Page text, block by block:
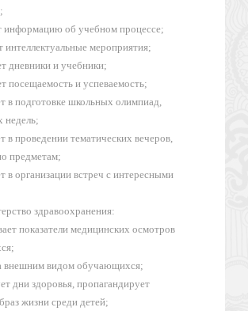
об учебном процессе;
мероприятия;
дневники и учебники;
посещаемость и успеваемость;
в подготовке школьных олимпиад,
недель;
в проведении тематических вечеров,
предметам;
в организации встреч с интересными
здравоохранения:
показатели медицинских осмотров
внешним видом обучающихся;
дни здоровья, пропагандирует
жизни среди детей;